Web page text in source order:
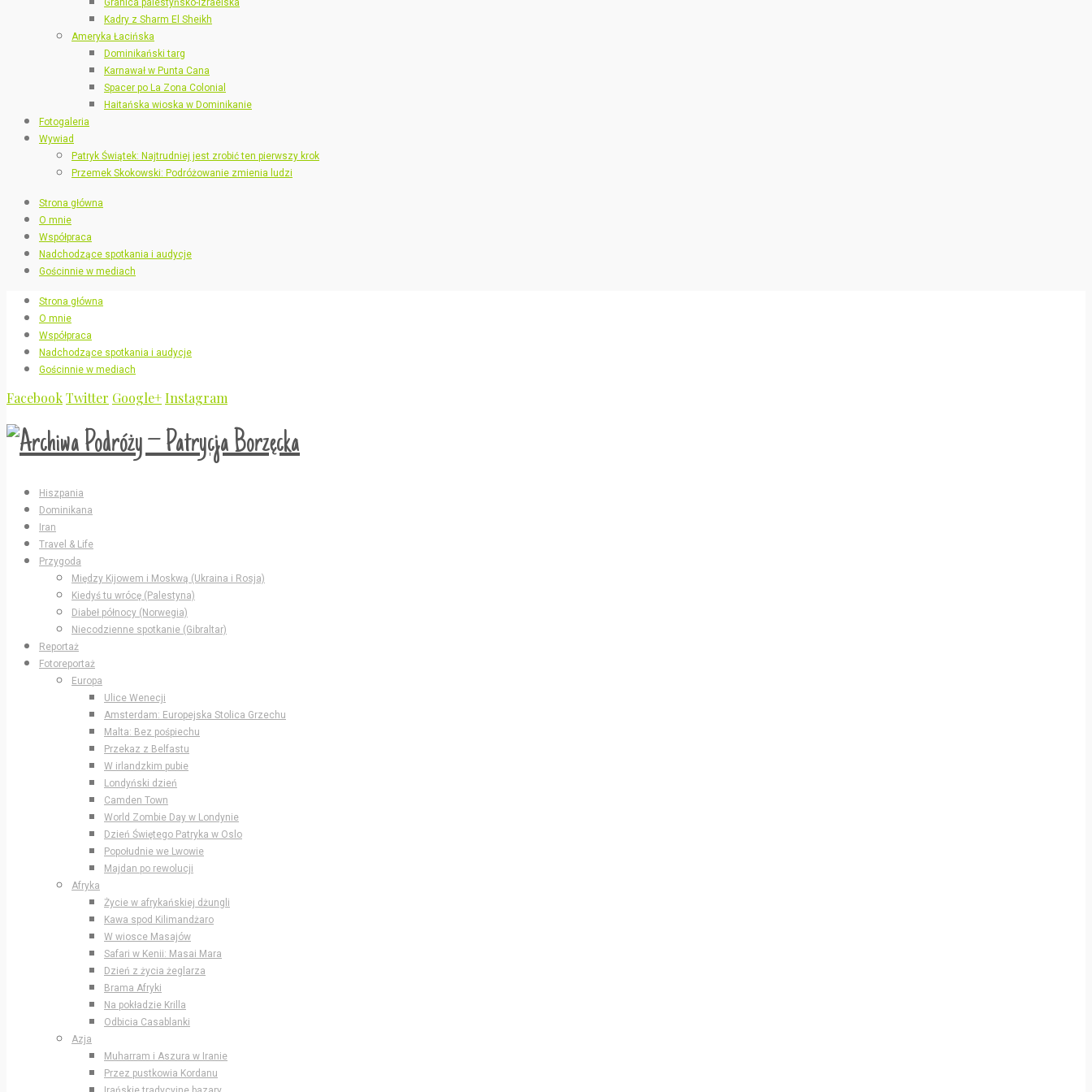
Kadry z Sharm El Sheikh
Ameryka Łacińska
Dominikański targ
Karnawał w Punta Cana
Spacer po La Zona Colonial
Haitańska wioska w Dominikanie
Fotogaleria
Wywiad
Patryk Świątek: Najtrudniej jest zrobić ten pierwszy krok
Przemek Skokowski: Podróżowanie zmienia ludzi
Strona główna
O mnie
Współpraca
Nadchodzące spotkania i audycje
Gościnnie w mediach
Strona główna
O mnie
Współpraca
Nadchodzące spotkania i audycje
Gościnnie w mediach
FacebookTwitter Google+Instagram
Hiszpania
Dominikana
Iran
Travel & Life
Przygoda
Między Kijowem i Moskwą (Ukraina i Rosja)
Kiedyś tu wrócę (Palestyna)
Diabeł północy (Norwegia)
Niecodzienne spotkanie (Gibraltar)
Reportaż
Fotoreportaż
Europa
Ulice Wenecji
Amsterdam: Europejska Stolica Grzechu
Malta: Bez pośpiechu
Przekaz z Belfastu
W irlandzkim pubie
Londyński dzień
Camden Town
World Zombie Day w Londynie
Dzień Świętego Patryka w Oslo
Popołudnie we Lwowie
Majdan po rewolucji
Afryka
Życie w afrykańskiej dżungli
Kawa spod Kilimandżaro
W wiosce Masajów
Safari w Kenii: Masai Mara
Dzień z życia żeglarza
Brama Afryki
Na pokładzie Krilla
Odbicia Casablanki
Azja
Muharram i Aszura w Iranie
Przez pustkowia Kordanu